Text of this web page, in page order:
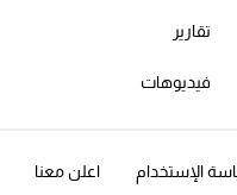
تقارير
فيديوهات
الإستخدام اعلن معنا